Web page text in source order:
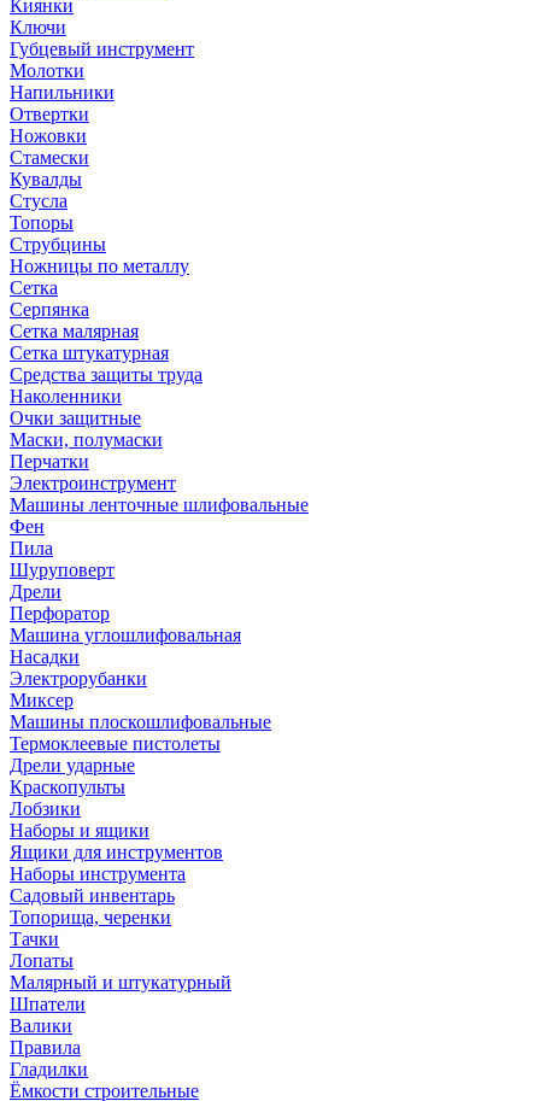
Киянки
Ключи
Губцевый инструмент
Молотки
Напильники
Отвертки
Ножовки
Стамески
Кувалды
Стусла
Топоры
Струбцины
Ножницы по металлу
Сетка
Серпянка
Сетка малярная
Сетка штукатурная
Средства защиты труда
Наколенники
Очки защитные
Маски, полумаски
Перчатки
Электроинструмент
Машины ленточные шлифовальные
Фен
Пила
Шуруповерт
Дрели
Перфоратор
Машина углошлифовальная
Насадки
Электрорубанки
Миксер
Машины плоскошлифовальные
Термоклеевые пистолеты
Дрели ударные
Краскопульты
Лобзики
Наборы и ящики
Ящики для инструментов
Наборы инструмента
Садовый инвентарь
Топорища, черенки
Тачки
Лопаты
Малярный и штукатурный
Шпатели
Валики
Правила
Гладилки
Ёмкости строительные